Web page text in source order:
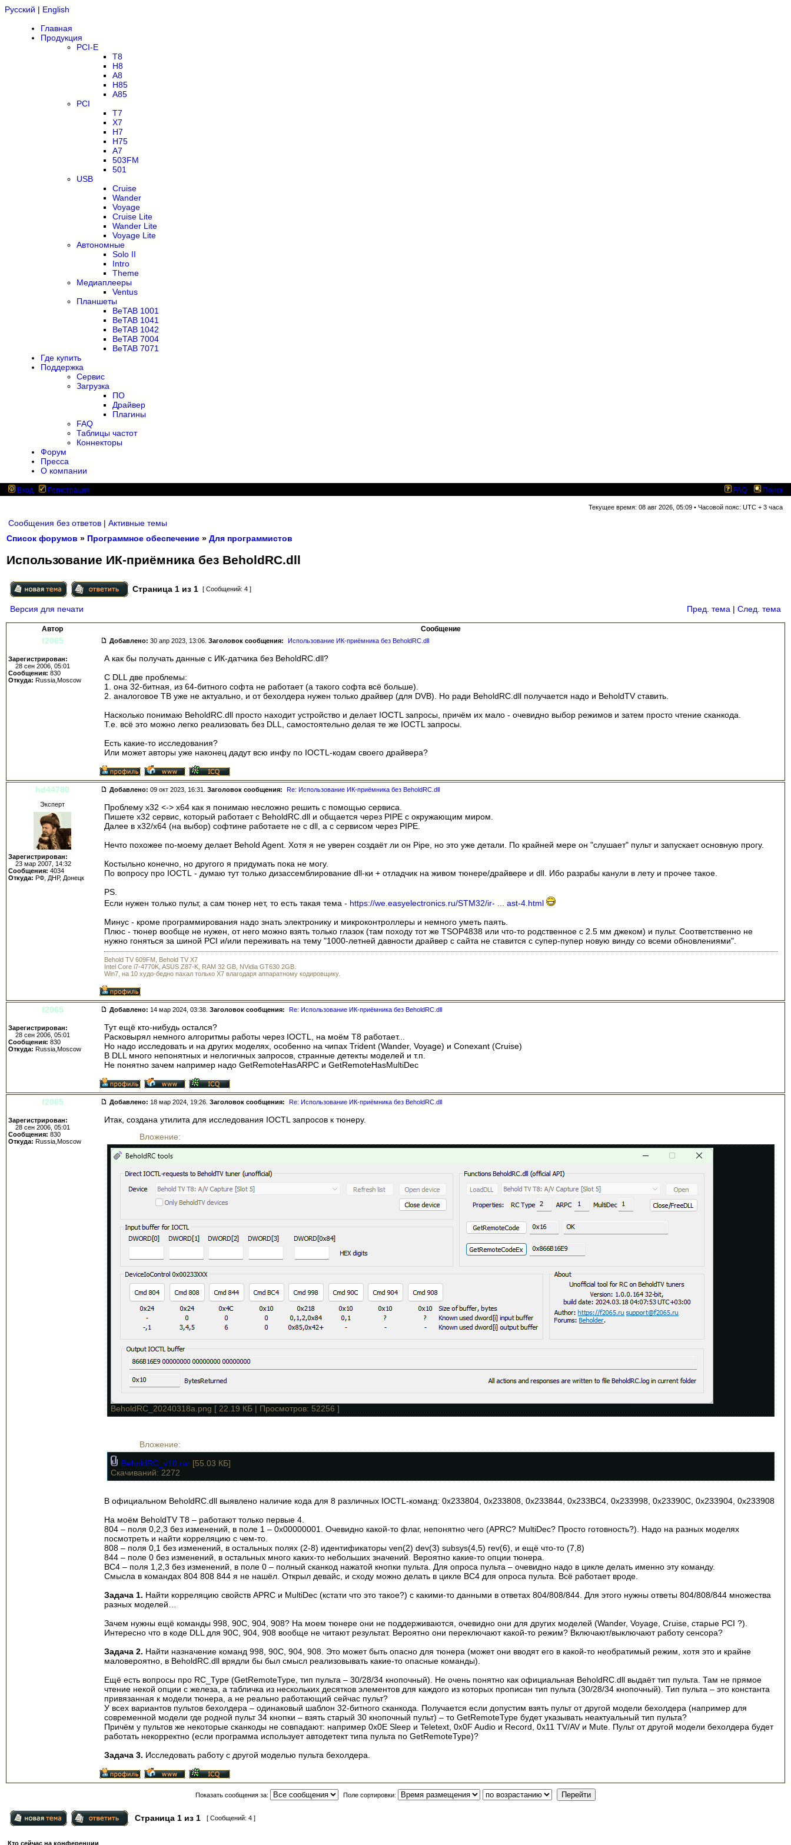
Русский | English
Главная
Продукция
PCI-E
T8
H8
A8
H85
A85
PCI
T7
X7
H7
H75
A7
503FM
501
USB
Cruise
Wander
Voyage
Cruise Lite
Wander Lite
Voyage Lite
Автономные
Solo II
Intro
Theme
Медиаплееры
Ventus
Планшеты
BeTAB 1001
BeTAB 1041
BeTAB 1042
BeTAB 7004
BeTAB 7071
Где купить
Поддержка
Сервис
Загрузка
ПО
Драйвер
Плагины
FAQ
Таблицы частот
Коннекторы
Форум
Пресса
О компании
Вход Регистрация FAQ Поиск
Текущее время: 08 авг 2026, 05:09 • Часовой пояс: UTC + 3 часа
Сообщения без ответов | Активные темы
Список форумов » Программное обеспечение » Для программистов
Использование ИК-приёмника без BeholdRC.dll
Страница 1 из 1 [ Сообщений: 4 ]
Версия для печати Пред. тема | След. тема
Автор Сообщение
f2065 Добавлено: 30 апр 2023, 13:06. Заголовок сообщения: Использование ИК-приёмника без BeholdRC.dll
Зарегистрирован:
28 сен 2006, 05:01
Сообщения: 830
Откуда: Russia,Moscow
А как бы получать данные с ИК-датчика без BeholdRC.dll?
С DLL две проблемы:
1. она 32-битная, из 64-битного софта не работает (а такого софта всё больше).
2. аналоговое ТВ уже не актуально, и от бехолдера нужен только драйвер (для DVB). Но ради BeholdRC.dll получается надо и BeholdTV ставить.
Насколько понимаю BeholdRC.dll просто находит устройство и делает IOCTL запросы, причём их мало - очевидно выбор режимов и затем просто чтение сканкода.
Т.е. всё это можно легко реализовать без DLL, самостоятельно делая те же IOCTL запросы.
Есть какие-то исследования?
Или может авторы уже наконец дадут всю инфу по IOCTL-кодам своего драйвера?
hd44780 Добавлено: 09 окт 2023, 16:31. Заголовок сообщения: Re: Использование ИК-приёмника без BeholdRC.dll
Эксперт
Зарегистрирован:
23 мар 2007, 14:32
Сообщения: 4034
Откуда: РФ, ДНР, Донецк
Проблему x32 <-> x64 как я понимаю несложно решить с помощью сервиса.
Пишете x32 сервис, который работает с BeholdRC.dll и общается через PIPE с окружающим миром.
Далее в x32/x64 (на выбор) софтине работаете не с dll, а с сервисом через PIPE.
Нечто похожее по-моему делает Behold Agent. Хотя я не уверен создаёт ли он Pipe, но это уже детали. По крайней мере он "слушает" пульт и запускает основную прогу.
Костыльно конечно, но другого я придумать пока не могу.
По вопросу про IOCTL - думаю тут только дизассемблирование dll-ки + отладчик на живом тюнере/драйвере и dll. Ибо разрабы канули в лету и прочее такое.
PS.
Если нужен только пульт, а сам тюнер нет, то есть такая тема - https://we.easyelectronics.ru/STM32/ir- ... ast-4.html
Минус - кроме программирования надо знать электронику и микроконтроллеры и немного уметь паять.
Плюс - тюнер вообще не нужен, от него можно взять только глазок (там походу тот же TSOP4838 или что-то родственное с 2.5 мм джеком) и пульт. Соответственно не
нужно гоняться за шиной PCI и/или переживать на тему "1000-летней давности драйвер с сайта не ставится с супер-пупер новую винду со всеми обновлениями".
Behold TV 609FM, Behold TV X7
Intel Core i7-4770K, ASUS Z87-K, RAM 32 GB, NVidia GT630 2GB.
Win7, на 10 худо-бедно пахал только X7 влагодаря аппаратному кодировщику.
f2065 Добавлено: 14 мар 2024, 03:38. Заголовок сообщения: Re: Использование ИК-приёмника без BeholdRC.dll
Зарегистрирован:
28 сен 2006, 05:01
Сообщения: 830
Откуда: Russia,Moscow
Тут ещё кто-нибудь остался?
Расковырял немного алгоритмы работы через IOCTL, на моём T8 работает...
Но надо исследовать и на других моделях, особенно на чипах Trident (Wander, Voyage) и Conexant (Cruise)
В DLL много непонятных и нелогичных запросов, странные детекты моделей и т.п.
Не понятно зачем например надо GetRemoteHasARPC и GetRemoteHasMultiDec
f2065 Добавлено: 18 мар 2024, 19:26. Заголовок сообщения: Re: Использование ИК-приёмника без BeholdRC.dll
Зарегистрирован:
28 сен 2006, 05:01
Сообщения: 830
Откуда: Russia,Moscow
Итак, создана утилита для исследования IOCTL запросов к тюнеру.
Вложение:
BeholdRC_20240318a.png [ 22.19 КБ | Просмотров: 52256 ]
Вложение:
BeholdRC_v10.rar [55.03 КБ]
Скачиваний: 2272
В официальном BeholdRC.dll выявлено наличие кода для 8 различных IOCTL-команд: 0x233804, 0x233808, 0x233844, 0x233BC4, 0x233998, 0x23390C, 0x233904, 0x233908
На моём BeholdTV T8 – работают только первые 4.
804 – поля 0,2,3 без изменений, в поле 1 – 0x00000001. Очевидно какой-то флаг, непонятно чего (APRC? MultiDec? Просто готовность?). Надо на разных моделях
посмотреть и найти корреляцию с чем-то.
808 – поля 0,1 без изменений, в остальных полях (2-8) идентификаторы ven(2) dev(3) subsys(4,5) rev(6), и ещё что-то (7,8)
844 – поле 0 без изменений, в остальных много каких-то небольших значений. Вероятно какие-то опции тюнера.
BC4 – поля 1,2,3 без изменений, в поле 0 – полный сканкод нажатой кнопки пульта. Для опроса пульта – очевидно надо в цикле делать именно эту команду.
Смысла в командах 804 808 844 я не нашёл. Открыл девайс, и сходу можно делать в цикле BC4 для опроса пульта. Всё работает вроде.
Задача 1. Найти корреляцию свойств APRC и MultiDec (кстати что это такое?) с какими-то данными в ответах 804/808/844. Для этого нужны ответы 804/808/844 множества
разных моделей…
Зачем нужны ещё команды 998, 90C, 904, 908? На моем тюнере они не поддерживаются, очевидно они для других моделей (Wander, Voyage, Cruise, старые PCI ?).
Интересно что в коде DLL для 90C, 904, 908 вообще не читают результат. Вероятно они переключают какой-то режим? Включают/выключают работу сенсора?
Задача 2. Найти назначение команд 998, 90C, 904, 908. Это может быть опасно для тюнера (может они вводят его в какой-то необратимый режим, хотя это и крайне
маловероятно, в BeholdRC.dll врядли бы был смысл реализовывать какие-то опасные команды).
Ещё есть вопросы про RC_Type (GetRemoteType, тип пульта – 30/28/34 кнопочный). Не очень понятно как официальная BeholdRC.dll выдаёт тип пульта. Там не прямое
чтение некой опции с железа, а табличка из нескольких десятков элементов для каждого из которых прописан тип пульта (30/28/34 кнопочный). Тип пульта – это константа
привязанная к модели тюнера, а не реально работающий сейчас пульт?
У всех вариантов пультов бехолдера – одинаковый шаблон 32-битного сканкода. Получается если допустим взять пульт от другой модели бехолдера (например для
современной модели где родной пульт 34 кнопки – взять старый 30 кнопочный пульт) – то GetRemoteType будет указывать неактуальный тип пульта?
Причём у пультов же некоторые сканкоды не совпадают: например 0x0E Sleep и Teletext, 0x0F Audio и Record, 0x11 TV/AV и Mute. Пульт от другой модели бехолдера будет
работать некорректно (если программа использует автодетект типа пульта по GetRemoteType)?
Задача 3. Исследовать работу с другой моделью пульта бехолдера.
Показать сообщения за: Поле сортировки:
Страница 1 из 1 [ Сообщений: 4 ]
Кто сейчас на конференции